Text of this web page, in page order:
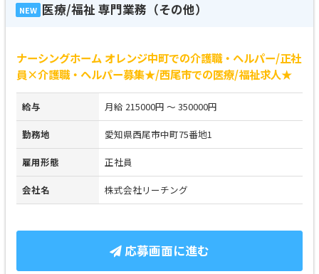
NEW 医療/福祉 専門業務（その他）
ナーシングホーム オレンジ中町での介護職・ヘルパー/正社
員×介護職・ヘルパー募集★/西尾市での医療/福祉求人★
給与 月給 215000円 ～ 350000円
勤務地 愛知県西尾市中町75番地1
雇用形態 正社員
会社名 株式会社リーチング
応募画面に進む